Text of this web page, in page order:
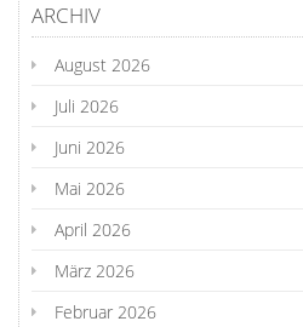
ARCHIV
August 2026
Juli 2026
Juni 2026
Mai 2026
April 2026
März 2026
Februar 2026